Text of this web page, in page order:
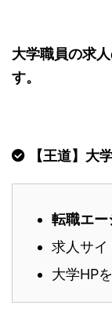
大学職員の求
す。
【王道】大
転職エー
求人サイ
大学HP